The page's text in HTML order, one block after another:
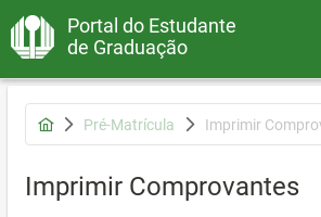
Portal do Estudante
de Graduação
Pré-Matrícula Imprimir
Imprimir Comprovantes